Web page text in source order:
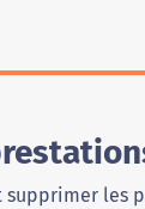
supprimer